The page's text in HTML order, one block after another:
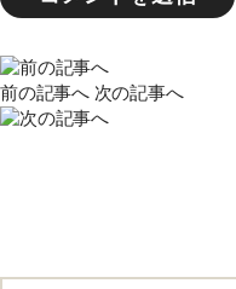
前の記事へ 次の記事へ